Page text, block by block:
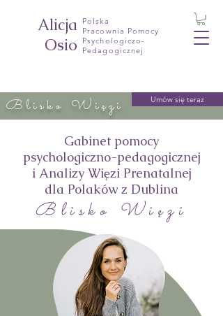
Alicja
Osio
Polska
Pracownia Pomocy
Psychologiczo-
Pedagogicznej
Blisko Więzi Umów się teraz
Gabinet pomocy
psychologiczno-pedagogicznej
i Analizy Więzi Prenatalnej
dla Polaków z Dublina
Blisko Więzi